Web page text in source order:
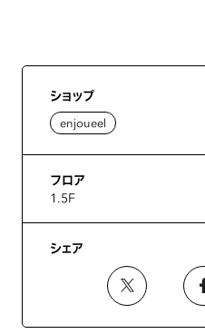
ショップ
enjoueel
フロア
1.5F
シェア